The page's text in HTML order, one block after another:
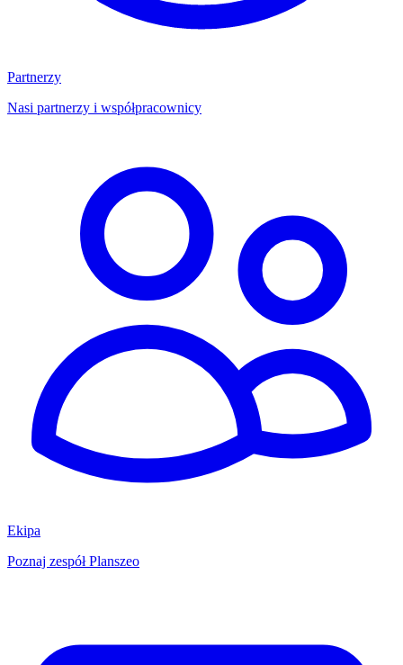
Partnerzy
Nasi partnerzy i współpracownicy
Ekipa
Poznaj zespół Planszeo